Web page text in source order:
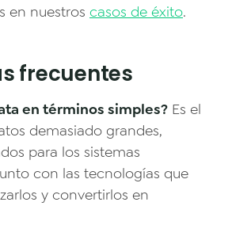
en nuestros casos de éxito.
frecuentes
en términos simples? Es el
demasiado grandes,
para los sistemas
con las tecnologías que
y convertirlos en